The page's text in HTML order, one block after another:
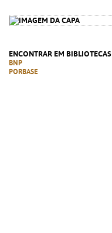
ENCONTRAR EM BIBLIOTECAS
BNP
PORBASE